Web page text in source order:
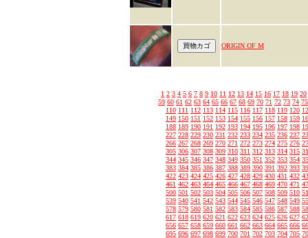
ORIGIN OF M
1 2 3 4 5 6 7 8 9 10 11 12 13 14 15 16 17 18 19 20
59 60 61 62 63 64 65 66 67 68 69 70 71 72 73 74 75
110 111 112 113 114 115 116 117 118 119 120
149 150 151 152 153 154 155 156 157 158 159
188 189 190 191 192 193 194 195 196 197 198
227 228 229 230 231 232 233 234 235 236 237
266 267 268 269 270 271 272 273 274 275 276
305 306 307 308 309 310 311 312 313 314 315
344 345 346 347 348 349 350 351 352 353 354
383 384 385 386 387 388 389 390 391 392 393
422 423 424 425 426 427 428 429 430 431 432
461 462 463 464 465 466 467 468 469 470 471
500 501 502 503 504 505 506 507 508 509 510
539 540 541 542 543 544 545 546 547 548 549
578 579 580 581 582 583 584 585 586 587 588
617 618 619 620 621 622 623 624 625 626 627
656 657 658 659 660 661 662 663 664 665 666
695 696 697 698 699 700 701 702 703 704 705